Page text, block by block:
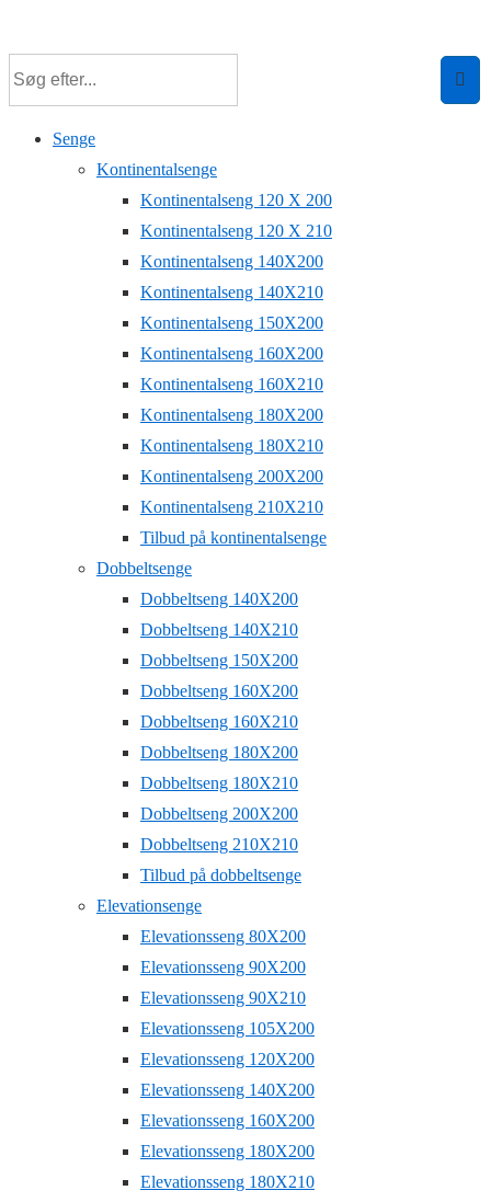
Senge
Kontinentalsenge
Kontinentalseng 120 X 200
Kontinentalseng 120 X 210
Kontinentalseng 140X200
Kontinentalseng 140X210
Kontinentalseng 150X200
Kontinentalseng 160X200
Kontinentalseng 160X210
Kontinentalseng 180X200
Kontinentalseng 180X210
Kontinentalseng 200X200
Kontinentalseng 210X210
Tilbud på kontinentalsenge
Dobbeltsenge
Dobbeltseng 140X200
Dobbeltseng 140X210
Dobbeltseng 150X200
Dobbeltseng 160X200
Dobbeltseng 160X210
Dobbeltseng 180X200
Dobbeltseng 180X210
Dobbeltseng 200X200
Dobbeltseng 210X210
Tilbud på dobbeltsenge
Elevationsenge
Elevationsseng 80X200
Elevationsseng 90X200
Elevationsseng 90X210
Elevationsseng 105X200
Elevationsseng 120X200
Elevationsseng 140X200
Elevationsseng 160X200
Elevationsseng 180X200
Elevationsseng 180X210